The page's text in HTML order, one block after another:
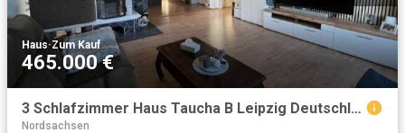
Haus·Zum Kauf
465.000 €
3 Schlafzimmer Haus Taucha B Leipzig Deutschland 102917612
Nordsachsen